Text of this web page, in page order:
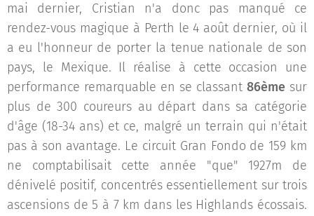
mai dernier, Cristian n'a donc pas manqué ce
rendez-vous magique à Perth le 4 août dernier, où il
a eu l'honneur de porter la tenue nationale de son
pays, le Mexique. Il réalise à cette occasion une
performance remarquable en se classant 86ème sur
plus de 300 coureurs au départ dans sa catégorie
d'âge (18-34 ans) et ce, malgré un terrain qui n'était
pas à son avantage. Le circuit Gran Fondo de 159 km
ne comptabilisait cette année "que" 1927m de
dénivelé positif, concentrés essentiellement sur trois
ascensions de 5 à 7 km dans les Highlands écossais.